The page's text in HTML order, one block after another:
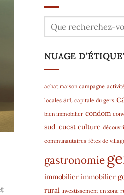
NUAGE
achat maison campagne
locales art capitale du gers
bien immobilier condom
sud-ouest culture
communautaires fêtes de
gastronomie
immobilier immobilier
rural investissement en zone